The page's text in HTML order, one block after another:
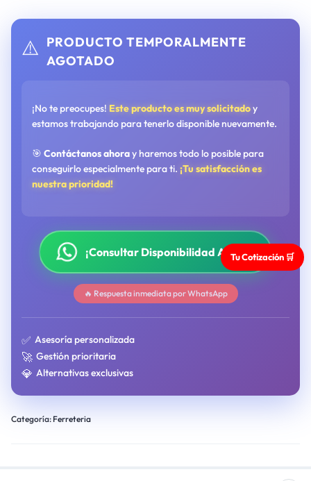
⚠️ PRODUCTO TEMPORALMENTE
AGOTADO
¡No te preocupes! Este producto es muy solicitadoy
estamos trabajando para tenerlo disponible nuevamente.
🎯 Contáctanos ahoray haremos todo lo posible para
conseguirlo especialmente para ti. ¡Tu satisfacción es
nuestra prioridad!
¡Consultar Disponibilidad Ahora!
🔥 Respuesta inmediata por WhatsApp
✅ Asesoría personalizada
🚀 Gestión prioritaria
💎 Alternativas exclusivas
Categoría: Ferreteria
Tu Cotización 🛒